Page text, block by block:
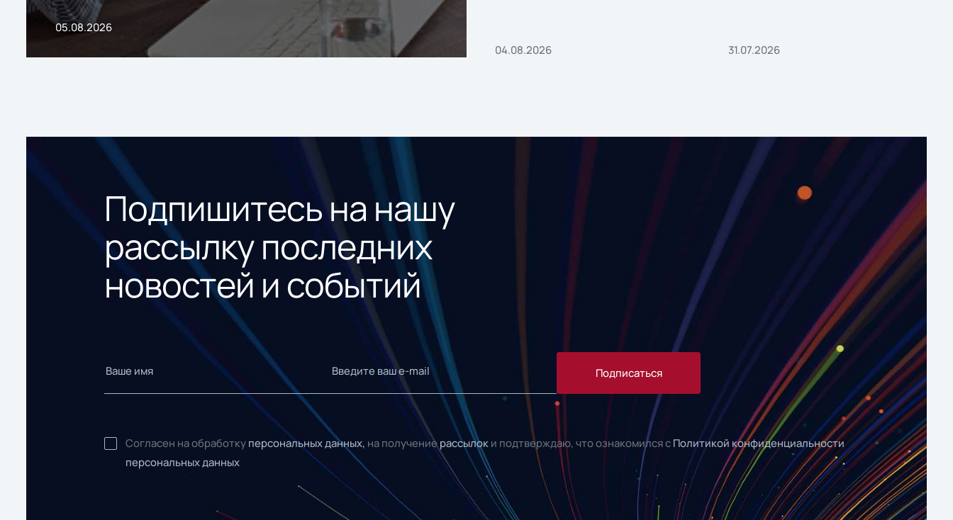
05.08.2026
04.08.2026 31.07.2026
Подпишитесь на нашу
рассылку последних
новостей и событий
Подписаться
Согласен на обработку персональных данных, на получениерассылок и подтверждаю, что ознакомился с Политикой конфиденциальности
персональных данных